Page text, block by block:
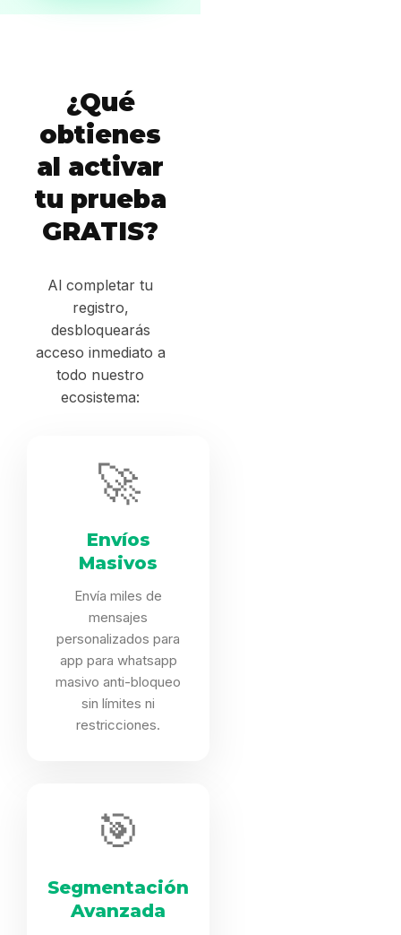
¿Qué
obtienes
al activar
tu prueba
GRATIS?
Al completar tu
registro,
desbloquearás
acceso inmediato a
todo nuestro
ecosistema:
🚀
Envíos
Masivos
Envía miles de
mensajes
personalizados para
app para whatsapp
masivo anti-bloqueo
sin límites ni
restricciones.
🎯
Segmentación
Avanzada